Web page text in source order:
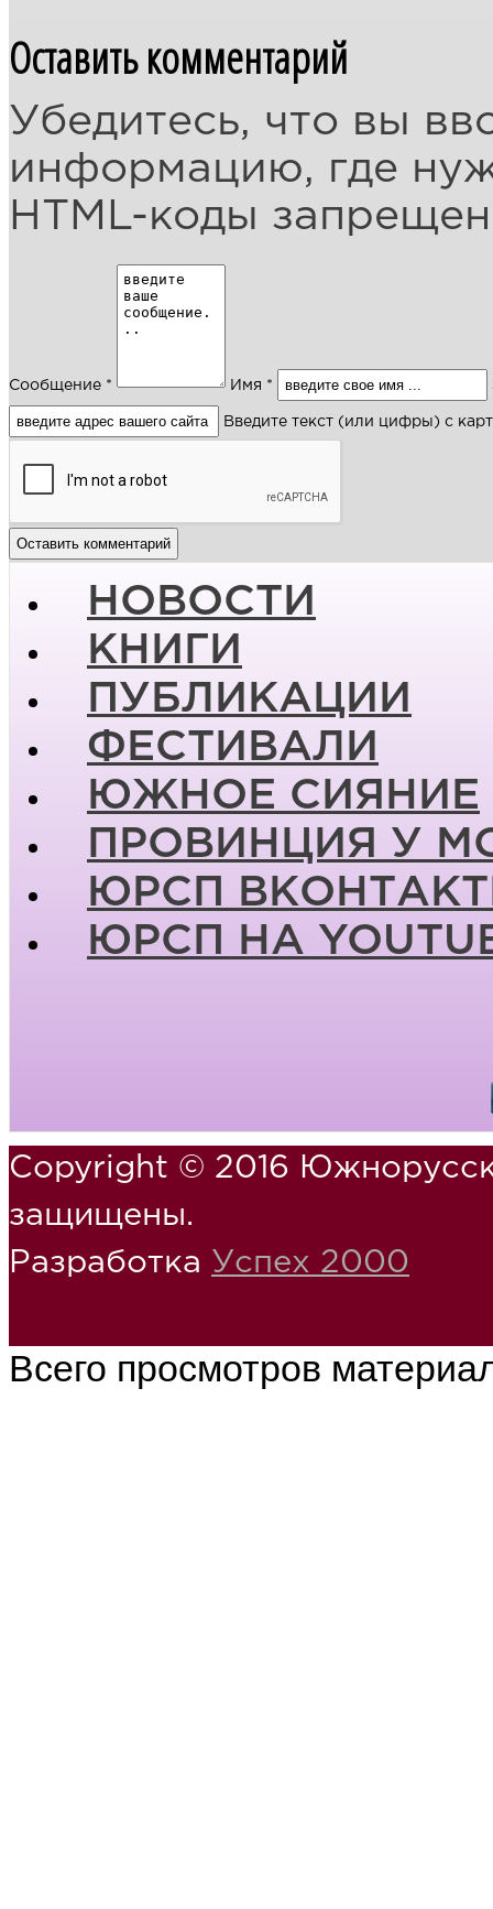
Оставить комментарий
Убедитесь, что вы
информацию, где
HTML-коды
Сообщение * Имя *
Введите текст (или цифры) с
НОВОСТИ
КНИГИ
ПУБЛИКАЦИИ
ФЕСТИВАЛИ
ЮЖНОЕ СИЯНИЕ
ПРОВИНЦИЯ У
ЮРСП
ЮРСП НА
Copyright © 2016
защищены.
Разработка Успех 2000
Всего просмотров